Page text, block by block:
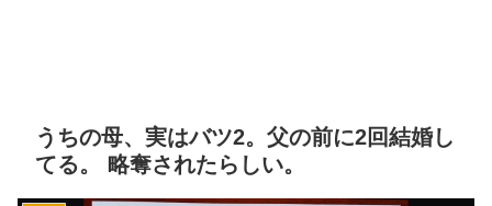
うちの母、実はバツ2。父の前に2回結婚し
てる。 略奪されたらしい。